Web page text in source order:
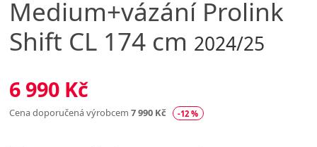
Medium+vázání Prolink
Shift CL 174 cm 2024/25
6 990 Kč
Cena doporučená výrobcem 7 990 Kč -12 %